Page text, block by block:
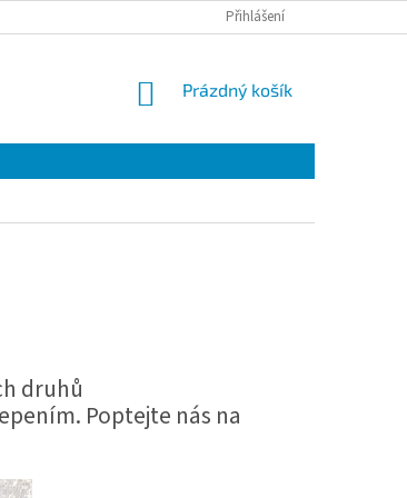
Přihlášení
NÁKUPNÍ
Prázdný košík
druhů
Poptejte nás na